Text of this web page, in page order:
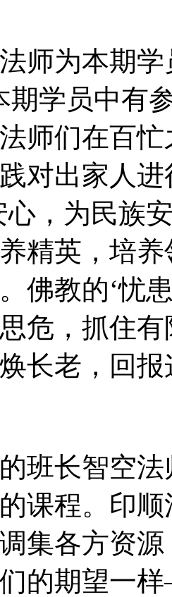
师为本期
期学员中有
师们在百
对出家人
心，为民族
精英，培
佛教的‘忧
危，抓住
长老，回
班长智空
课程。印
集各方资
的期望一